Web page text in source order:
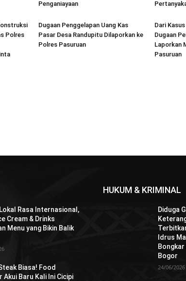
Penganiayaan
Polres
Dugaan Penggelapan Uang Kas
Pasar Desa Randupitu Dilaporkan ke
Polres Pasuruan
Dari
Dugaan
Laporkan
Pasuruan
Rasa Internasional,
Cream & Drinks
Menu yang Bikin Balik
Biasa! Food
Akui Baru Kali Ini Cicipi
HUKUM & KRIMINAL
Diduga
Idrus
Bogor
24/06/2026